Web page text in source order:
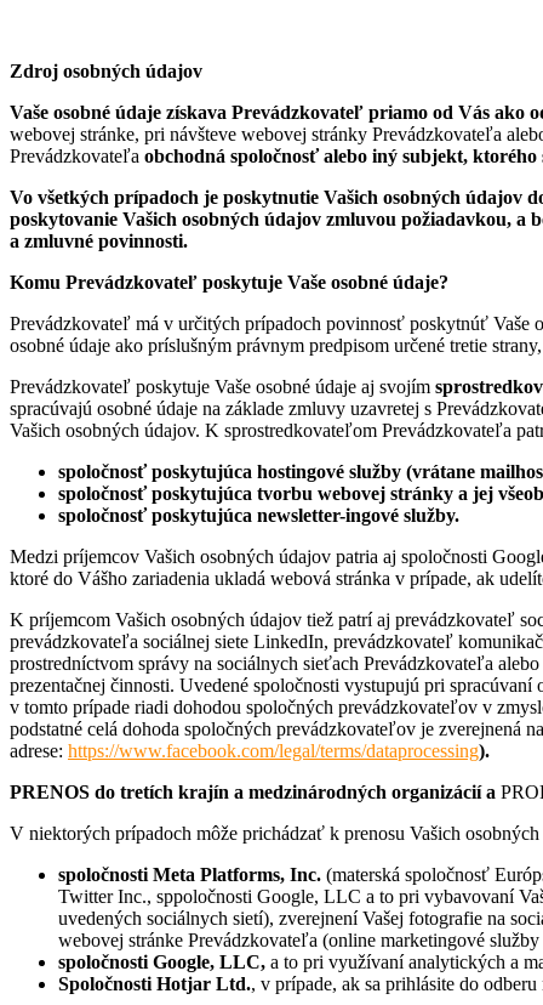
Zdroj osobných údajov
Vaše osobné údaje získava Prevádzkovateľ priamo od Vás ako
webovej stránke, pri návšteve webovej stránky Prevádzkovateľa
Prevádzkovateľa obchodná spoločnosť alebo iný subjekt, ktorého
Vo všetkých prípadoch je poskytnutie Vašich osobných údajov
poskytovanie Vašich osobných údajov zmluvou požiadavkou,
a zmluvné povinnosti.
Komu Prevádzkovateľ poskytuje Vaše osobné údaje?
Prevádzkovateľ má v určitých prípadoch povinnosť poskytnúť Vaše
osobné údaje ako príslušným právnym predpisom určené tretie
Prevádzkovateľ poskytuje Vaše osobné údaje aj svojím
spracúvajú osobné údaje na základe zmluvy uzavretej s
Vašich osobných údajov. K sprostredkovateľom Prevádzkovateľa
spoločnosť poskytujúca hostingové služby (vrátane
spoločnosť poskytujúca tvorbu webovej stránky a jej
spoločnosť poskytujúca newsletter-ingové služby.
Medzi príjemcov Vašich osobných údajov patria aj spoločnosti
ktoré do Vášho zariadenia ukladá webová stránka v prípade, ak
K príjemcom Vašich osobných údajov tiež patrí aj prevádzkovateľ
prevádzkovateľa sociálnej siete LinkedIn, prevádzkovateľ
prostredníctvom správy na sociálnych sieťach Prevádzkovateľa
prezentačnej činnosti. Uvedené spoločnosti vystupujú pri
v tomto prípade riadi dohodou spoločných prevádzkovateľov v
podstatné celá dohoda spoločných prevádzkovateľov je zverejnená
adrese: https://www.facebook.com/legal/terms/dataprocessing).
PRENOS do tretích krajín a medzinárodných organizácií a
V niektorých prípadoch môže prichádzať k prenosu Vašich
spoločnosti Meta Platforms, Inc. (materská spoločnosť
Twitter Inc., sppoločnosti Google, LLC a to pri vybavovaní
uvedených sociálnych sietí), zverejnení Vašej fotografie na
webovej stránke Prevádzkovateľa (online marketingové
spoločnosti Google, LLC, a to pri využívaní analytických a
Spoločnosti Hotjar Ltd., v prípade, ak sa prihlásite do